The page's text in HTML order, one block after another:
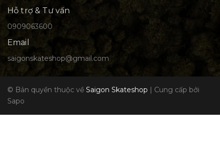
Hỗ trợ & Tư vấn
0909063600
Email
saigonskateshop@gmail.com
© Bản quyền thuộc về Saigon Skateshop | Cung cấp bởi
Sapo